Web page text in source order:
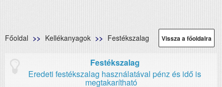
Főoldal Kellékanyagok Festékszalag Vissza a főoldalra
Festékszalag
Eredeti festékszalag használatával pénz és idő is
megtakarítható